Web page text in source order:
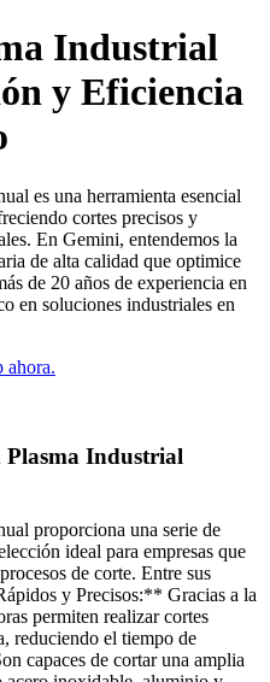
Industrial
y Eficiencia
es una herramienta esencial
cortes precisos y
En Gemini, entendemos la
de alta calidad que optimice
de 20 años de experiencia en
en soluciones industriales en
ahora.
Plasma Industrial
proporciona una serie de
ideal para empresas que
de corte. Entre sus
y Precisos:** Gracias a la
permiten realizar cortes
reduciendo el tiempo de
capaces de cortar una amplia